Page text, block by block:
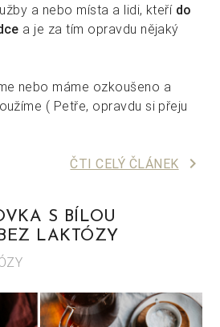
a nebo místa a lidi, kteří do
a je za tím opravdu nějaký
nebo máme ozkoušeno a
( Petře, opravdu si přeju
ČTI CELÝ ČLÁNEK keyboard_arrow_right
S BÍLOU
LAKTÓZY